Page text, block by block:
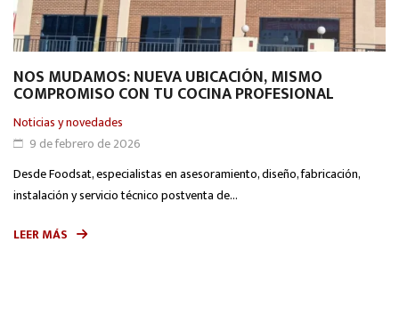
NOS MUDAMOS: NUEVA UBICACIÓN, MISMO
COMPROMISO CON TU COCINA PROFESIONAL
Noticias y novedades
9 de febrero de 2026
Desde Foodsat, especialistas en asesoramiento, diseño, fabricación,
instalación y servicio técnico postventa de...
LEER MÁS